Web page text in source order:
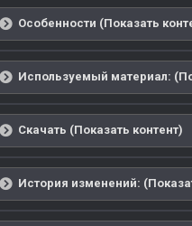
Особенности (Показать
Используемый материал:
Скачать (Показать контент)
История изменений: